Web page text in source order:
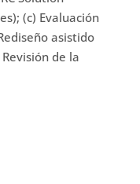
(c) Evaluación
asistido
de la